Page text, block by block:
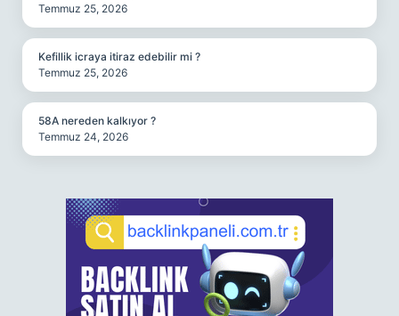
Temmuz 25, 2026
Kefillik icraya itiraz edebilir mi ?
Temmuz 25, 2026
58A nereden kalkıyor ?
Temmuz 24, 2026